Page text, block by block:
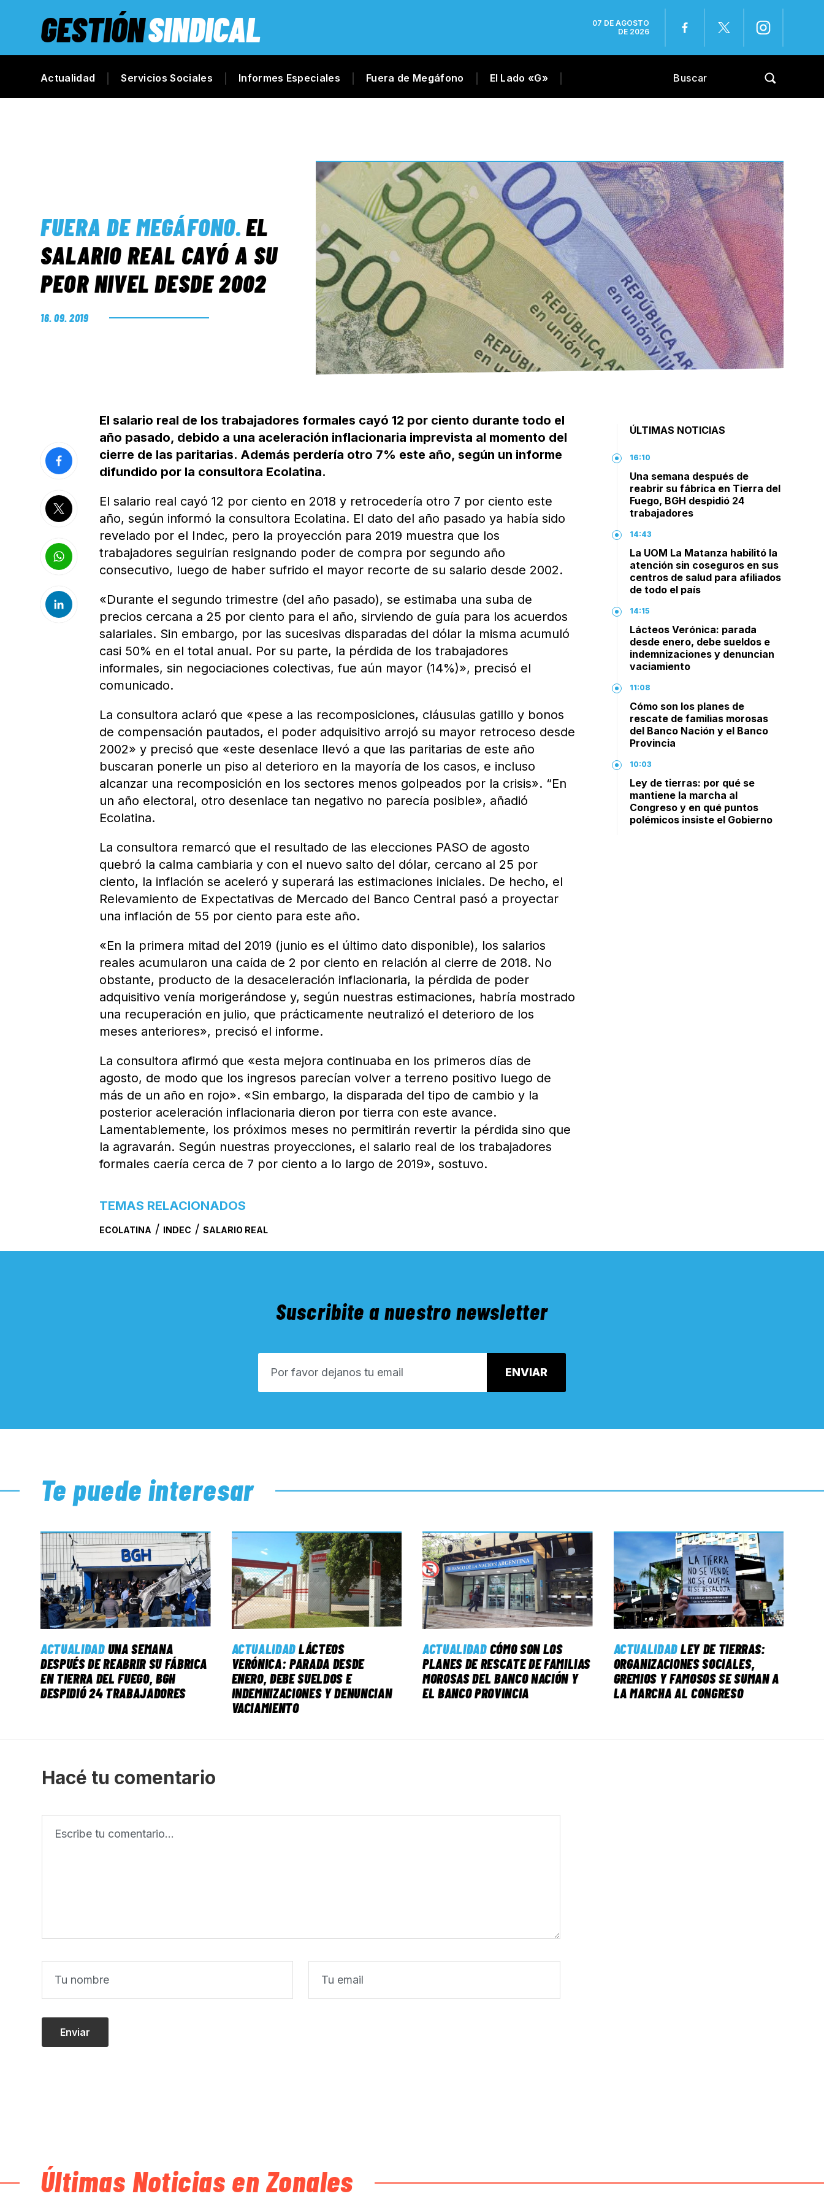
GESTIÓNSINDICAL
07 DE AGOSTO
DE 2026
Actualidad Servicios Sociales Informes Especiales Fuera de Megáfono El Lado «G»
FUERA DE MEGÁFONO.EL
SALARIO REAL CAYÓ A SU
PEOR NIVEL DESDE 2002
16. 09. 2019
El salario real de los trabajadores formales cayó 12 por ciento durante todo el
año pasado, debido a una aceleración inflacionaria imprevista al momento del
cierre de las paritarias. Además perdería otro 7% este año, según un informe
difundido por la consultora Ecolatina.
El salario real cayó 12 por ciento en 2018 y retrocedería otro 7 por ciento este
año, según informó la consultora Ecolatina. El dato del año pasado ya había sido
revelado por el Indec, pero la proyección para 2019 muestra que los
trabajadores seguirían resignando poder de compra por segundo año
consecutivo, luego de haber sufrido el mayor recorte de su salario desde 2002.
«Durante el segundo trimestre (del año pasado), se estimaba una suba de
precios cercana a 25 por ciento para el año, sirviendo de guía para los acuerdos
salariales. Sin embargo, por las sucesivas disparadas del dólar la misma acumuló
casi 50% en el total anual. Por su parte, la pérdida de los trabajadores
informales, sin negociaciones colectivas, fue aún mayor (14%)», precisó el
comunicado.
La consultora aclaró que «pese a las recomposiciones, cláusulas gatillo y bonos
de compensación pautados, el poder adquisitivo arrojó su mayor retroceso desde
2002» y precisó que «este desenlace llevó a que las paritarias de este año
buscaran ponerle un piso al deterioro en la mayoría de los casos, e incluso
alcanzar una recomposición en los sectores menos golpeados por la crisis». “En
un año electoral, otro desenlace tan negativo no parecía posible», añadió
Ecolatina.
La consultora remarcó que el resultado de las elecciones PASO de agosto
quebró la calma cambiaria y con el nuevo salto del dólar, cercano al 25 por
ciento, la inflación se aceleró y superará las estimaciones iniciales. De hecho, el
Relevamiento de Expectativas de Mercado del Banco Central pasó a proyectar
una inflación de 55 por ciento para este año.
«En la primera mitad del 2019 (junio es el último dato disponible), los salarios
reales acumularon una caída de 2 por ciento en relación al cierre de 2018. No
obstante, producto de la desaceleración inflacionaria, la pérdida de poder
adquisitivo venía morigerándose y, según nuestras estimaciones, habría mostrado
una recuperación en julio, que prácticamente neutralizó el deterioro de los
meses anteriores», precisó el informe.
La consultora afirmó que «esta mejora continuaba en los primeros días de
agosto, de modo que los ingresos parecían volver a terreno positivo luego de
más de un año en rojo». «Sin embargo, la disparada del tipo de cambio y la
posterior aceleración inflacionaria dieron por tierra con este avance.
Lamentablemente, los próximos meses no permitirán revertir la pérdida sino que
la agravarán. Según nuestras proyecciones, el salario real de los trabajadores
formales caería cerca de 7 por ciento a lo largo de 2019», sostuvo.
TEMAS RELACIONADOS
ECOLATINA / INDEC /SALARIO REAL
ÚLTIMAS NOTICIAS
16:10
Una semana después de
reabrir su fábrica en Tierra del
Fuego, BGH despidió 24
trabajadores
14:43
La UOM La Matanza habilitó la
atención sin coseguros en sus
centros de salud para afiliados
de todo el país
14:15
Lácteos Verónica: parada
desde enero, debe sueldos e
indemnizaciones y denuncian
vaciamiento
11:08
Cómo son los planes de
rescate de familias morosas
del Banco Nación y el Banco
Provincia
10:03
Ley de tierras: por qué se
mantiene la marcha al
Congreso y en qué puntos
polémicos insiste el Gobierno
Suscribite a nuestro newsletter
Te puede interesar
ACTUALIDAD UNA SEMANA
DESPUÉS DE REABRIR SU FÁBRICA
EN TIERRA DEL FUEGO, BGH
DESPIDIÓ 24 TRABAJADORES
ACTUALIDADLÁCTEOS
VERÓNICA: PARADA DESDE
ENERO, DEBE SUELDOS E
INDEMNIZACIONES Y DENUNCIAN
VACIAMIENTO
ACTUALIDAD CÓMO SON LOS
PLANES DE RESCATE DE FAMILIAS
MOROSAS DEL BANCO NACIÓN Y
EL BANCO PROVINCIA
ACTUALIDADLEY DE TIERRAS:
ORGANIZACIONES SOCIALES,
GREMIOS Y FAMOSOS SE SUMAN A
LA MARCHA AL CONGRESO
Hacé tu comentario
Últimas Noticias en Zonales